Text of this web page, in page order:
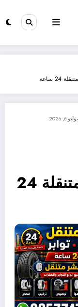
يوليو 6, 2026
98577474 خدمة متنقلة 24